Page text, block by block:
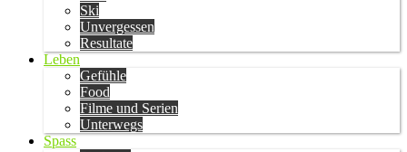
Ski
Unvergessen
Resultate
Leben
Gefühle
Food
Filme und Serien
Unterwegs
Spass